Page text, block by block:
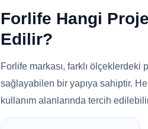
Forlife Hangi
Edilir?
Forlife markası, farklı ölçeklerdeki
sağlayabilen bir yapıya sahiptir.
kullanım alanlarında tercih